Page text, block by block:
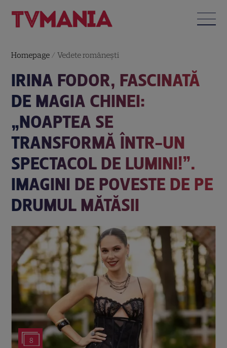
Homepage /Vedete româneşti
IRINA FODOR, FASCINATĂ
DE MAGIA CHINEI:
„NOAPTEA SE
TRANSFORMĂ ÎNTR-UN
SPECTACOL DE LUMINI!”.
IMAGINI DE POVESTE DE PE
DRUMUL MĂTĂSII
8